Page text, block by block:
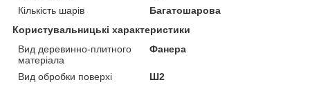
Кількість шарів
Багатошарова
Користувальницькі характеристики
Вид деревинно-плитного
матеріала
Фанера
Вид обробки поверхі
Ш2